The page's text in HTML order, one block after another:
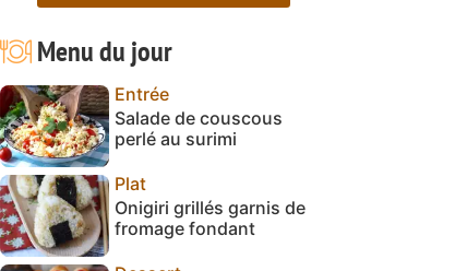
Menu du jour
Entrée
Salade de couscous
perlé au surimi
Plat
Onigiri grillés garnis de
fromage fondant